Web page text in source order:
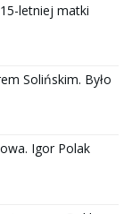
letniej matki
Solińskim. Było
Igor Polak